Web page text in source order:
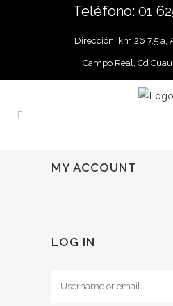
Teléfono: 01
Dirección: km 26 7.5 a,
Campo Real, Cd
MY ACCOUNT
LOG IN